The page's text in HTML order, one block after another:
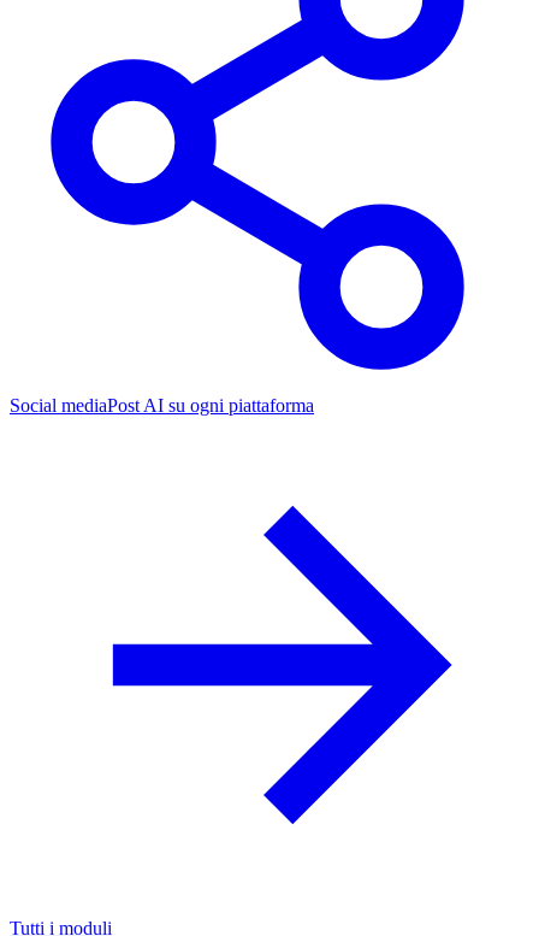
Social mediaPost AI su ogni piattaforma
Tutti i moduli